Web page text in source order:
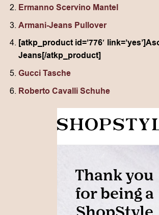
Ermanno Scervino Mantel
Armani-Jeans Pullover
[atkp_product id=’776′
Jeans[/atkp_product]
Gucci Tasche
Roberto Cavalli Schuhe